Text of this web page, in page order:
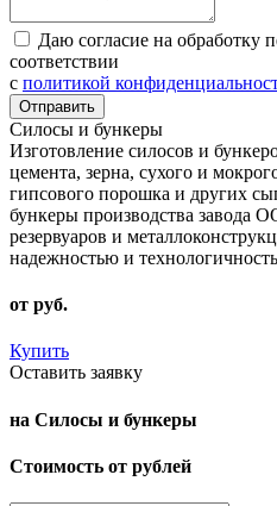
Даю согласие на обработку
соответствии
с политикой
Силосы и бункеры
Изготовление силосов и
цемента, зерна, сухого и
гипсового порошка и других
бункеры производства завода
резервуаров и
надежностью и
от руб.
Купить
Оставить заявку
на Силосы и бункеры
Стоимость от рублей